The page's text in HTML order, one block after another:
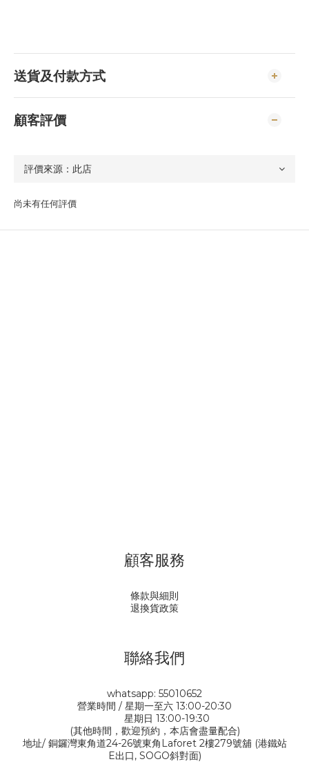
送貨及付款方式
顧客評價
尚未有任何評價
顧客服務
條款與細則
退換貨政策
聯絡我們
whatsapp: 55010652
營業時間 / 星期一至六 13:00-20:30
星期日 13:00-19:30
(其他時間，歡迎預約，本店會盡量配合)
地址/ 銅鑼灣東角道24-26號東角Laforet 2樓279號舖 (港鐵站
E出口, SOGO斜對面)